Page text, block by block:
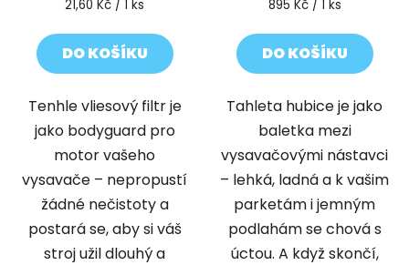
Měrná
21,60 Kč / 1 ks
DO KOŠÍKU
Tenhle vliesový filtr je
jako bodyguard pro
motor vašeho
vysavače – nepropustí
žádné nečistoty a
postará se, aby si váš
stroj užil dlouhý a
Měrná
895 Kč / 1 ks
DO KOŠÍKU
Tahleta hubice je jako
baletka mezi
vysavačovými nástavci
– lehká, ladná a k vašim
parketám i jemným
podlahám se chová s
úctou. A když skončí,